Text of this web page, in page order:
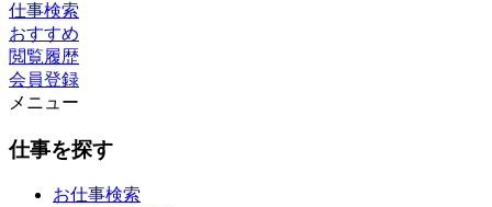
仕事検索
おすすめ
閲覧履歴
会員登録
メニュー
仕事を探す
お仕事検索